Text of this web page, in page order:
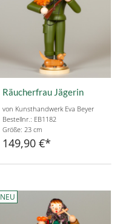
Räucherfrau Jägerin
von Kunsthandwerk Eva Beyer
Bestellnr.: EB1182
Größe: 23 cm
149,90 €
NEU